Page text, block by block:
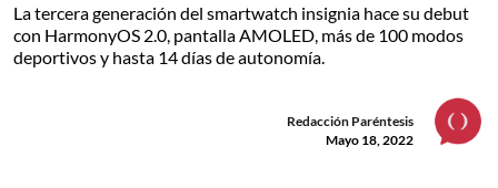
La tercera generación del smartwatch insignia hace su debut
con HarmonyOS 2.0, pantalla AMOLED, más de 100 modos
deportivos y hasta 14 días de autonomía.
Redacción Paréntesis
Mayo 18, 2022